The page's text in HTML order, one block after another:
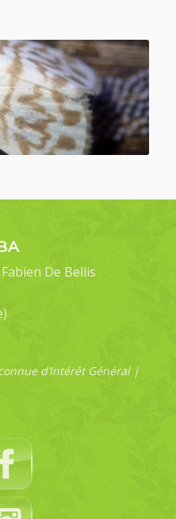
De Bellis
d’Intérêt Général |